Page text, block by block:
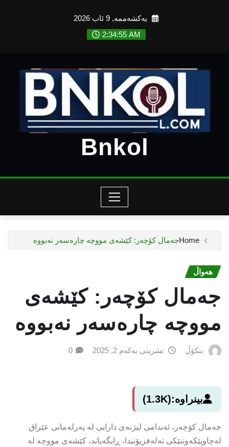
یەکشەممە, 9 ئاب 2026
2:34:57 AM
Bnkol
Homeجەمال کۆچەر: کێشەی مووچە چارەسەر نەبووە
هەواڵ
جەمال کۆچەر: کێشەی
مووچە چارەسەر نەبووە
بنکۆڵ تشرینی یەکەم 2, 2025 0
بینراوە:(1.3K)
جەمال کۆچەر، ئەندامی لیژنەی دارایی لە پەرلەمانی عێراق
لەچاوپێکەوتنێکى تەلەفزیۆنیدا، ڕایگەیاند، کێشەی مووچە لە